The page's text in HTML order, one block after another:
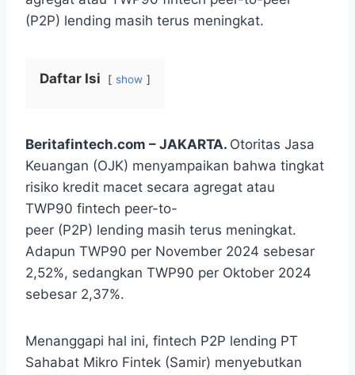
(P2P) lending masih terus meningkat.
Daftar Isi show
Beritafintech.com – JAKARTA. Otoritas Jasa
Keuangan (OJK) menyampaikan bahwa tingkat
risiko kredit macet secara agregat atau
TWP90 fintech peer-to-
peer (P2P) lending masih terus meningkat.
Adapun TWP90 per November 2024 sebesar
2,52%, sedangkan TWP90 per Oktober 2024
sebesar 2,37%.
Menanggapi hal ini, fintech P2P lending PT
Sahabat Mikro Fintek (Samir) menyebutkan